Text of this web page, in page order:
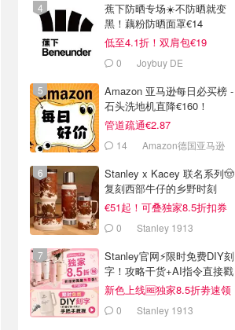
蕉下防晒专场☀️不防晒就变
黑！藕粉防晒面罩€14
低至4.1折！双肩包€19
0 Joybuy DE
Amazon 亚马逊每日必买榜 -
石头洗地机直降€160！
管道疏通€2.87
14 Amazon德国亚马逊
Stanley x Kacey 联名系列🤠
复刻西部牛仔的乡野时刻
€51起！可叠独家8.5折扣券
0 Stanley 1913
Stanley官网⚡️限时免费DIY刻
字！攻略干货+AI指令直接戳
新色上线🆓独家8.5折劵速领
0 Stanley 1913